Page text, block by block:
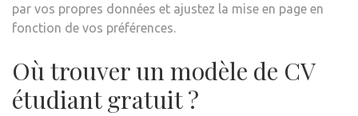
par vos propres données et ajustez la mise en page en
fonction de vos préférences.
Où trouver un modèle de CV
étudiant gratuit ?